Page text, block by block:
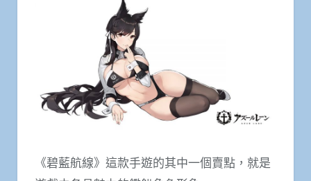
《碧藍航線》這款手遊的其中一個賣點，就是